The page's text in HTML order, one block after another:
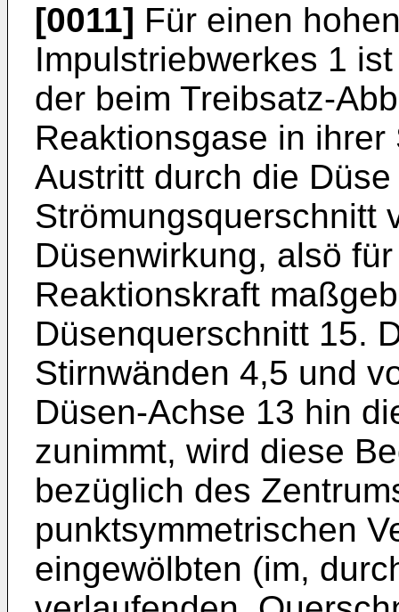
[0011] Für einen
Impulstriebwerkes 1
der beim Treibsatz-
Reaktionsgase in
Austritt durch die
Strömungsquerschnitt
Düsenwirkung, alsö
Reaktionskraft
Düsenquerschnitt 15.
Stirnwänden 4,5 und
Düsen-Achse 13 hin
zunimmt, wird diese
bezüglich des
punktsymmetrischen
eingewölbten (im,